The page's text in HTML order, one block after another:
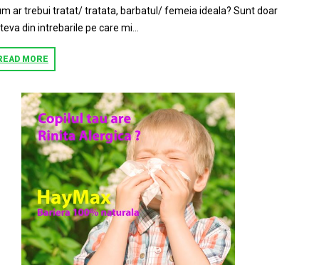
ar trebui tratat/ tratata, barbatul/ femeia ideala? Sunt doar
din intrebarile pe care mi...
MORE